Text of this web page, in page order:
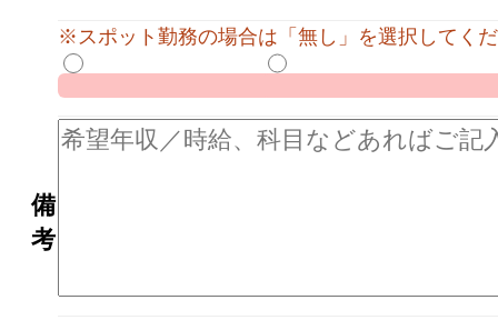
※スポット勤務の場合は「無し」を選択してく
備
考